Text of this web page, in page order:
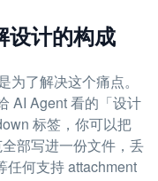
设计的构成
了解决这个痛点。
AI Agent 看的「设计
标签，你可以把
部写进一份文件，丢
任何支持 attachment